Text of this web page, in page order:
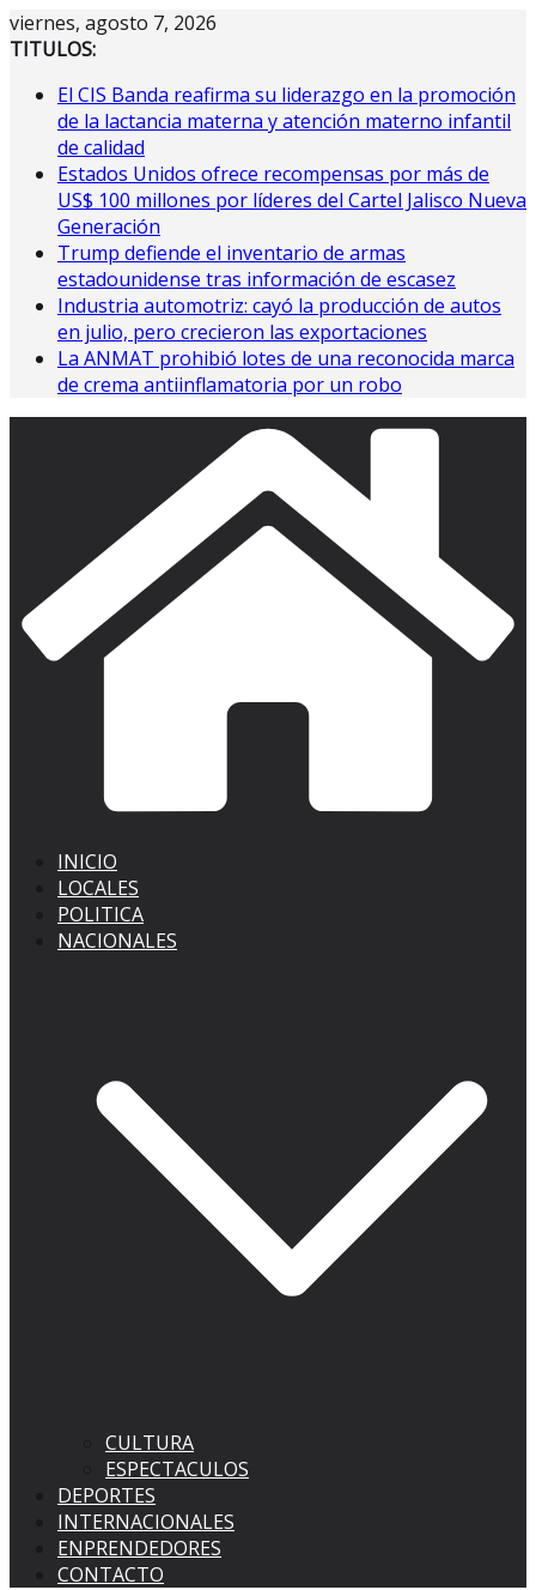
Saltar
al
viernes, agosto 7, 2026
TITULOS:
El CIS Banda reafirma su liderazgo en la promoción
de la lactancia materna y atención materno infantil
de calidad
Estados Unidos ofrece recompensas por más de
US$ 100 millones por líderes del Cartel Jalisco Nueva
Generación
Trump defiende el inventario de armas
estadounidense tras información de escasez
Industria automotriz: cayó la producción de autos
en julio, pero crecieron las exportaciones
La ANMAT prohibió lotes de una reconocida marca
de crema antiinflamatoria por un robo
INICIO
LOCALES
POLITICA
NACIONALES
CULTURA
ESPECTACULOS
DEPORTES
INTERNACIONALES
ENPRENDEDORES
CONTACTO